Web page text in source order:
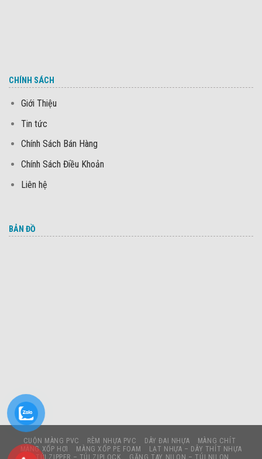
CHÍNH SÁCH
Giới Thiệu
Tin tức
Chính Sách Bán Hàng
Chính Sách Điều Khoản
Liên hệ
BẢN ĐỒ
CUỘN MÀNG PVC RÈM NHỰA PVC DÂY ĐAI NHỰA
MÀNG CHÍT
MÀNG XỐP HƠI
MÀNG XỐP PE FOAM
LẠT NHỰA – DÂY THÍT NHỰA
TÚI ZIPPER – TÚI ZIPLOCK
GĂNG TAY NILON – TÚI NILON